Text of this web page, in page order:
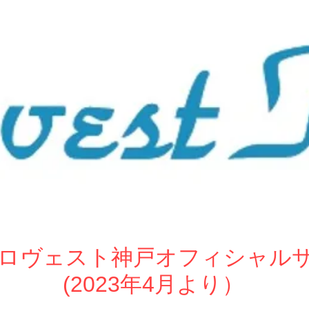
ヴェスト神戸オフィシャル
(2023年4月より）